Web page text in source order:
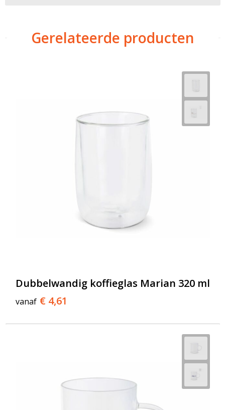
Gerelateerde producten
Dubbelwandig koffieglas Marian 320 ml
vanaf € 4,61